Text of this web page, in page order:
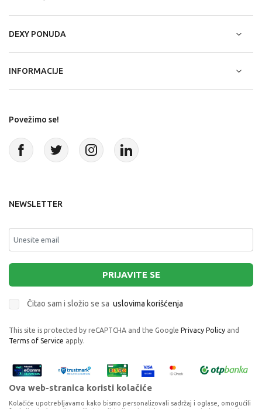
DEXY PONUDA
INFORMACIJE
Povežimo se!
NEWSLETTER
PRIJAVITE SE
Čitao sam i složio se sa uslovima korišćenja
This site is protected by reCAPTCHA and the Google Privacy Policy and
Terms of Service apply.
Ova web-stranica koristi kolačiće
Kolačiće upotrebljavamo kako bismo personalizovali sadržaj i oglase, omogućili